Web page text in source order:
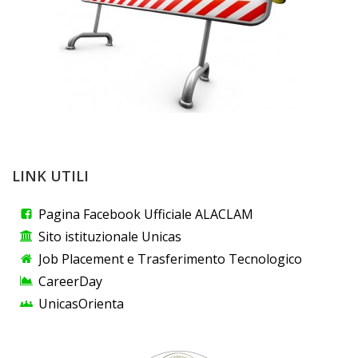
LINK UTILI
Pagina Facebook Ufficiale ALACLAM
Sito istituzionale Unicas
Job Placement e Trasferimento Tecnologico
CareerDay
UnicasOrienta